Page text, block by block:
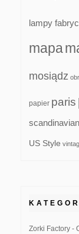
lampy
mapa
mosiądz
papier paris
scandinavian
US Style
Zorki Factory -